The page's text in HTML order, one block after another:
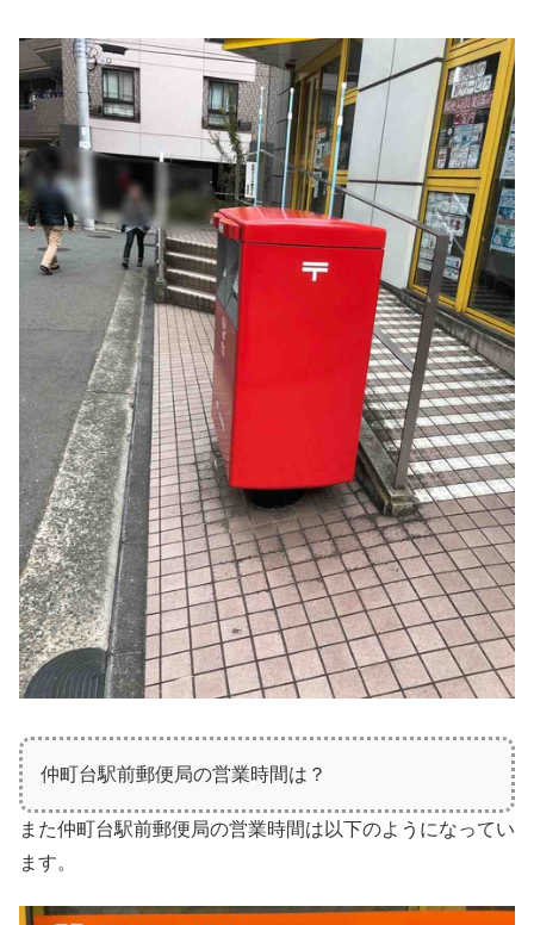
仲町台駅前郵便局の営業時間は？
また仲町台駅前郵便局の営業時間は以下のようになってい
ます。